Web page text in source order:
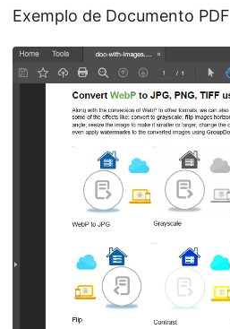
Exemplo de Documento PDF